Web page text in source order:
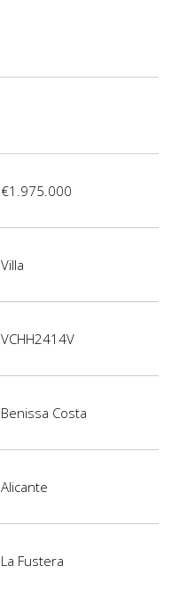
€1.975.000
Villa
VCHH2414V
Benissa Costa
Alicante
La Fustera